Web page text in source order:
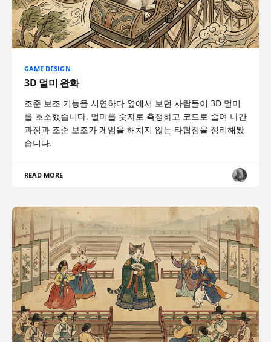
GAME DESIGN
3D 멀미 완화
조준 보조 기능을 시연하다 옆에서 보던 사람들이 3D 멀미
를 호소했습니다. 멀미를 숫자로 측정하고 코드로 줄여 나간
과정과 조준 보조가 게임을 해치지 않는 타협점을 정리해봤
습니다.
READ MORE